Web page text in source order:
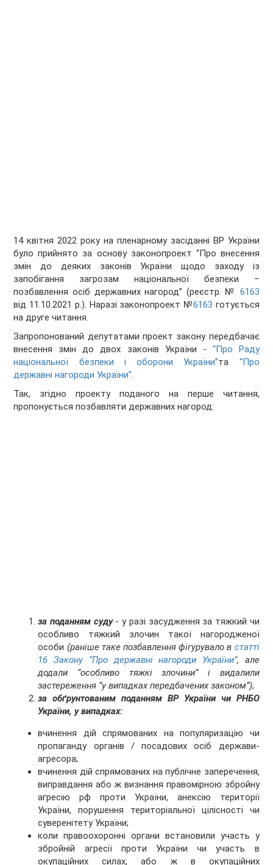
14 квітня 2022 року на пленарному засіданні ВР України
було прийнято за основу законопроект “Про внесення
змін до деяких законів України щодо заходу із
запобігання загрозам національної безпеки –
позбавлення осіб державних нагород” (реєстр. № 6163
від 11.10.2021 р.). Наразі законопроект №6163 готується
на друге читання.
Запропонований депутатами проект закону передбачає
внесення змін до двох законів України - “Про Раду
національної безпеки і оборони України”та “Про
державні нагороди України”.
Так, згідно проекту поданого на перше читання,
пропонується позбавляти державних нагород:
за поданням суду - у разі засудження за тяжкий чи
особливо тяжкий злочин такої нагородженої
особи (раніше таке позбавлення фігурувало в статті
16 Закону “Про державні нагороди України”, але
додали “особливо тяжкі злочини” і видалили
застереження “у випадках передбачених законом”);
за обґрунтованим поданням ВР України чи РНБО
України, у випадках:
вчинення дій спрямованих на популяризацію чи
пропаганду органів / посадових осіб держави-
агресора;
вчинення дій спрямованих на публічне заперечення,
виправдання або ж визнання правомірною збройну
агресію рф проти України, анексію території
України, порушення територіальної цілісності чи
суверенітету України;
коли правоохоронні органи встановили участь у
збройній агресії проти України чи участь в
окупаційних силах, або ж в окупаційних